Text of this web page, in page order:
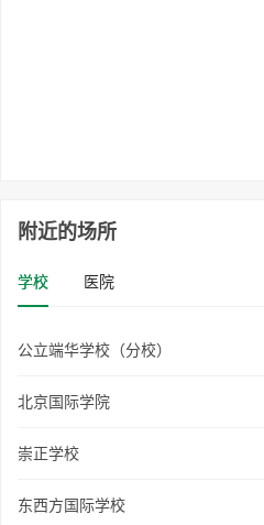
附近的场所
学校 医院
公立端华学校（分校）
北京国际学院
崇正学校
东西方国际学校